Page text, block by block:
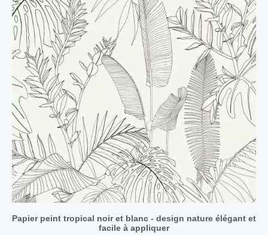
Papier peint tropical noir et blanc - design nature élégant et
facile à appliquer